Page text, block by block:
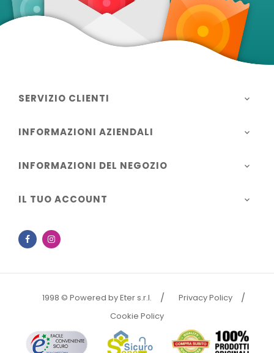
SERVIZIO CLIENTI 
INFORMAZIONI AZIENDALI 
INFORMAZIONI DEL NEGOZIO 
IL TUO ACCOUNT 
Facebook
1998 © Powered by Eter s.r.l.
Privacy Policy
Cookie Policy